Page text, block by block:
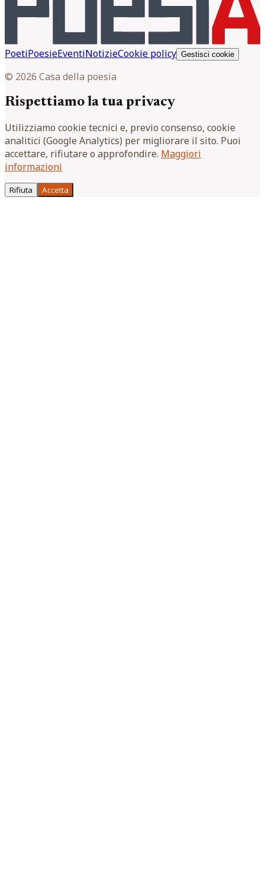
PoetiPoesieEventiNotizieCookie policy Gestisci cookie
© 2026 Casa della poesia
Rispettiamo la tua privacy
Utilizziamo cookie tecnici e, previo consenso, cookie
analitici (Google Analytics) per migliorare il sito. Puoi
accettare, rifiutare o approfondire. Maggiori
informazioni
Rifiuta Accetta